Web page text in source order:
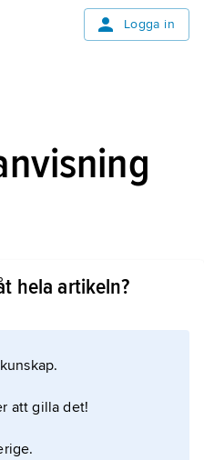
Logga in
moderna
hela artikeln?
att gilla det!